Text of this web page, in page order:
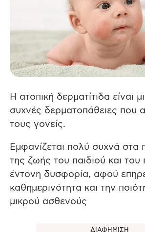
Η ατοπική δερματίτιδα είναι
συχνές δερματοπάθειες που
τους γονείς.
Εμφανίζεται πολύ συχνά στα
της ζωής του παιδιού και του
έντονη δυσφορία, αφού
καθημερινότητα και την
μικρού ασθενούς